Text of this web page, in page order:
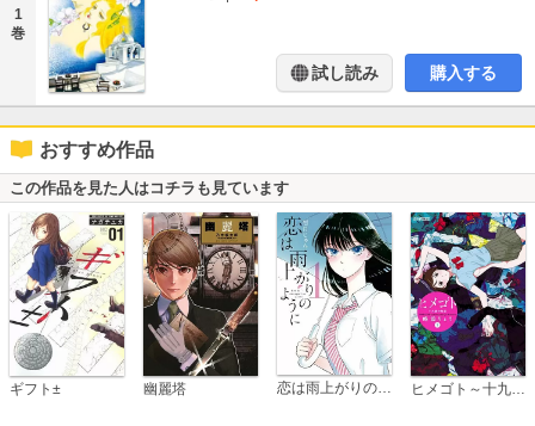
1
巻
試し読み 購入する
おすすめ作品
この作品を見た人はコチラも見ています
ギフト± 幽麗塔 恋は雨上がりのように